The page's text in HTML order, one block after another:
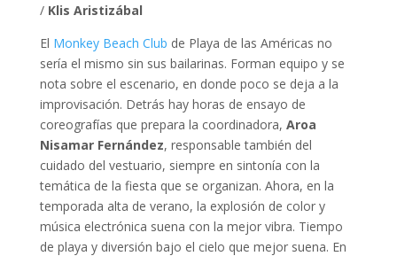
/ Klis Aristizábal
El Monkey Beach Club de Playa de las Américas no
sería el mismo sin sus bailarinas. Forman equipo y se
nota sobre el escenario, en donde poco se deja a la
improvisación. Detrás hay horas de ensayo de
coreografías que prepara la coordinadora, Aroa
Nisamar Fernández, responsable también del
cuidado del vestuario, siempre en sintonía con la
temática de la fiesta que se organizan. Ahora, en la
temporada alta de verano, la explosión de color y
música electrónica suena con la mejor vibra. Tiempo
de playa y diversión bajo el cielo que mejor suena. En